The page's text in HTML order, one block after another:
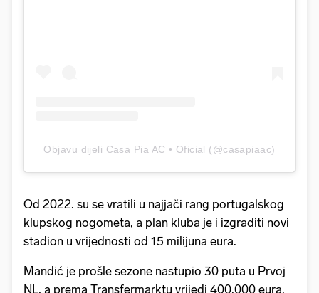
Objavu dijeli Casa Pia AC • Oficial (@casapiaac)
Od 2022. su se vratili u najjači rang portugalskog
klupskog nogometa, a plan kluba je i izgraditi novi
stadion u vrijednosti od 15 milijuna eura.
Mandić je prošle sezone nastupio 30 puta u Prvoj
NL, a prema Transfermarktu vrijedi 400.000 eura.